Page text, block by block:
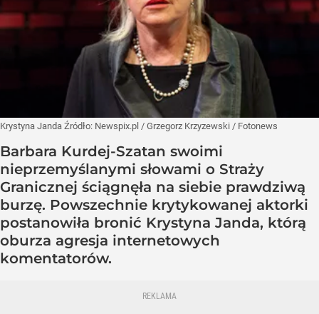
Krystyna Janda Źródło: Newspix.pl / Grzegorz Krzyzewski / Fotonews
Barbara Kurdej-Szatan swoimi
nieprzemyślanymi słowami o Straży
Granicznej ściągnęła na siebie prawdziwą
burzę. Powszechnie krytykowanej aktorki
postanowiła bronić Krystyna Janda, którą
oburza agresja internetowych
komentatorów.